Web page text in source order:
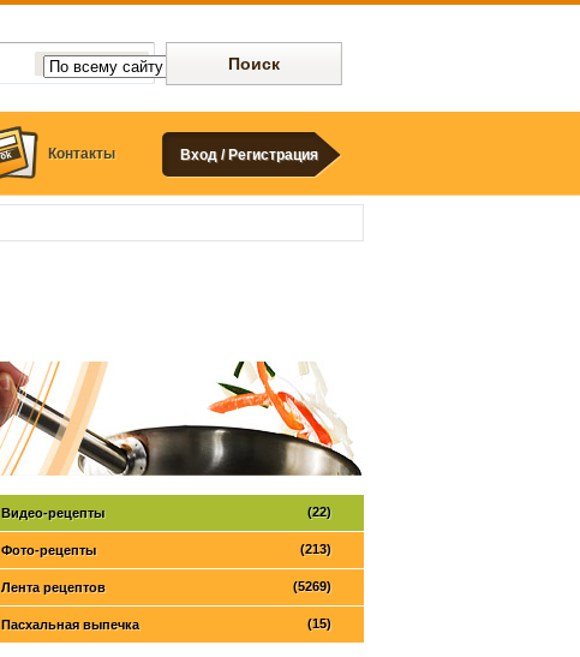
Контакты Вход / Регистрация
(22)
Видео-рецепты
(213)
Фото-рецепты
(5269)
Лента рецептов
(15)
Пасхальная выпечка